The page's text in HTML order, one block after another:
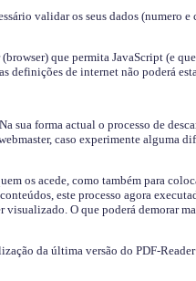
validar os seus dados (numero
que permita JavaScript (e
definições de internet não poderá
sua forma actual o processo de
caso experimente alguma
os acede, como também para
este processo agora
O que poderá demorar
da última versão do PDF-